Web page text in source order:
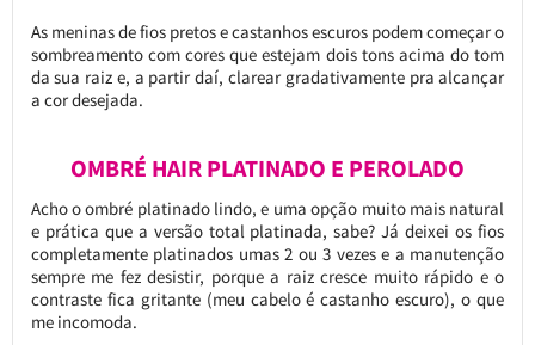
As meninas de fios pretos e castanhos escuros podem começar o
sombreamento com cores que estejam dois tons acima do tom
da sua raiz e, a partir daí, clarear gradativamente pra alcançar
a cor desejada.
OMBRÉ HAIR PLATINADO E PEROLADO
Acho o ombré platinado lindo, e uma opção muito mais natural
e prática que a versão total platinada, sabe? Já deixei os fios
completamente platinados umas 2 ou 3 vezes e a manutenção
sempre me fez desistir, porque a raiz cresce muito rápido e o
contraste fica gritante (meu cabelo é castanho escuro), o que
me incomoda.